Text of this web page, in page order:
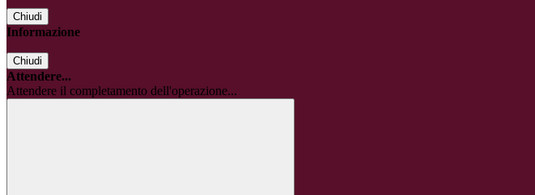
Chiudi
Informazione
Chiudi
Attendere...
Attendere il completamento dell'operazione...